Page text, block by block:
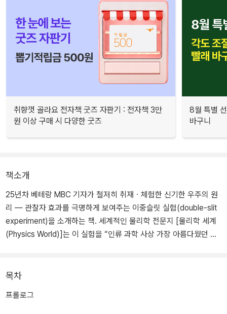
취향껏 골라요 전자책 굿즈 자판기 : 전자책 3만
원 이상 구매 시 다양한 굿즈
8월 특별
바구니
책소개
25년차 베테랑 MBC 기자가 철저히 취재ㆍ체험한 신기한 우주의 원
리 ― 관찰자 효과를 극명하게 보여주는 이중슬릿 실험(double-slit
experiment)을 소개하는 책. 세계적인 물리학 전문지 [물리학 세계
(Physics World)]는 이 실험을 “인류 과학 사상 가장 아름다웠던 실
목차
프롤로그